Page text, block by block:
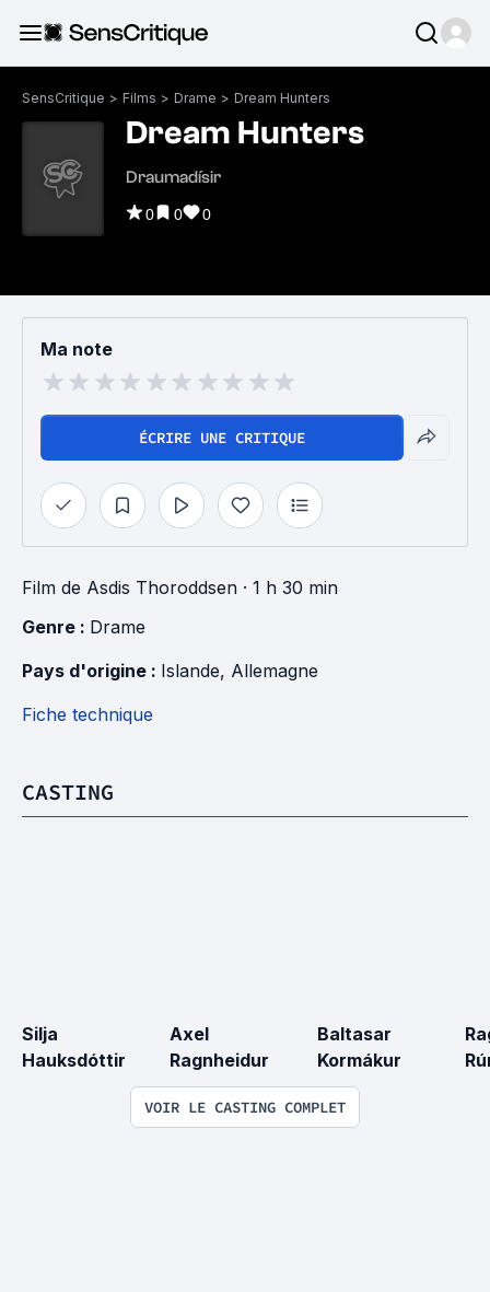
SensCritique > Films > Drame > Dream Hunters
Dream Hunters
Draumadísir
0 0 0
Ma note
ÉCRIRE UNE CRITIQUE
Film de Asdis Thoroddsen · 1 h 30 min
Genre : Drame
Pays d'origine : Islande, Allemagne
Fiche technique
CASTING
Silja
Hauksdóttir
Axel
Ragnheidur
Baltasar
Kormákur
VOIR LE CASTING COMPLET